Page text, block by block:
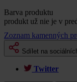
Barva produktu
produkt už nie je v
Zoznam kamenných
Sdílet na
Twitter